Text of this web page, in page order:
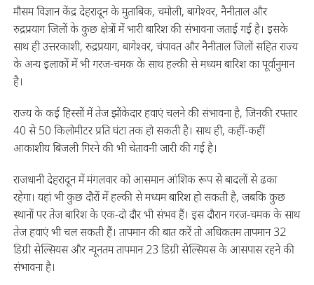
मौसम विज्ञान केंद्र देहरादून के मुताबिक, चमोली, बागेश्वर, नैनीताल और
रुद्रप्रयाग जिलों के कुछ क्षेत्रों में भारी बारिश की संभावना जताई गई है। इसके
साथ ही उत्तरकाशी, रुद्रप्रयाग, बागेश्वर, चंपावत और नैनीताल जिलों सहित राज्य
के अन्य इलाकों में भी गरज-चमक के साथ हल्की से मध्यम बारिश का पूर्वानुमान
है।
राज्य के कई हिस्सों में तेज झोंकेदार हवाएं चलने की संभावना है, जिनकी रफ्तार
40 से 50 किलोमीटर प्रति घंटा तक हो सकती है। साथ ही, कहीं-कहीं
आकाशीय बिजली गिरने की भी चेतावनी जारी की गई है।
राजधानी देहरादून में मंगलवार को आसमान आंशिक रूप से बादलों से ढका
रहेगा। यहां भी कुछ दौरों में हल्की से मध्यम बारिश हो सकती है, जबकि कुछ
स्थानों पर तेज बारिश के एक-दो दौर भी संभव हैं। इस दौरान गरज-चमक के साथ
तेज हवाएं भी चल सकती हैं। तापमान की बात करें तो अधिकतम तापमान 32
डिग्री सेल्सियस और न्यूनतम तापमान 23 डिग्री सेल्सियस के आसपास रहने की
संभावना है।